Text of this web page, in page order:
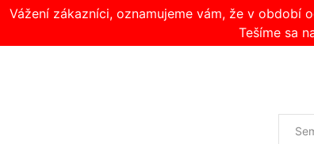
Vážení zákazníci, oznamujeme vám, že v období
Tešíme sa